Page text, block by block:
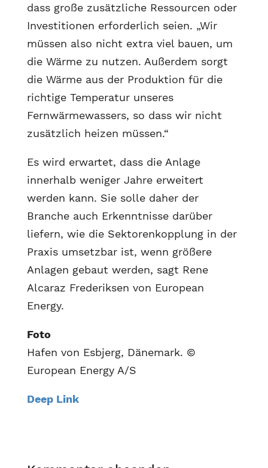
dass große zusätzliche Ressourcen oder
Investitionen erforderlich seien. „Wir
müssen also nicht extra viel bauen, um
die Wärme zu nutzen. Außerdem sorgt
die Wärme aus der Produktion für die
richtige Temperatur unseres
Fernwärmewassers, so dass wir nicht
zusätzlich heizen müssen.“
Es wird erwartet, dass die Anlage
innerhalb weniger Jahre erweitert
werden kann. Sie solle daher der
Branche auch Erkenntnisse darüber
liefern, wie die Sektorenkopplung in der
Praxis umsetzbar ist, wenn größere
Anlagen gebaut werden, sagt Rene
Alcaraz Frederiksen von European
Energy.
Foto
Hafen von Esbjerg, Dänemark. ©
European Energy A/S
Deep Link